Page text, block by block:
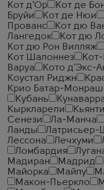
Кот д'Ор
Кот де
Бруйи
Кот де Нюи
Прованс
Кот дю
Лангедок
Кот дю
Кот дю Рон Вилляж
Кот Шалоннез
Варуа
Кото д'Экс-
Коустал Риджн
Крио Батар-
Кубань
Кыркларели
Кьянти
Сенези
Ла-Манча
Ланды
Латрисьер-
Лессона
Лечхуми
Ломбардия
Мадиран
Мадрид
Майорка
Майпу
Макон-Пьеркло